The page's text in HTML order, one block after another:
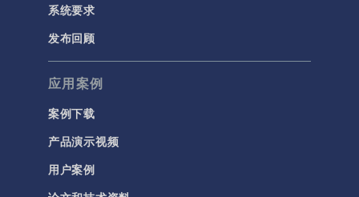
系统要求
发布回顾
应用案例
案例下载
产品演示视频
用户案例